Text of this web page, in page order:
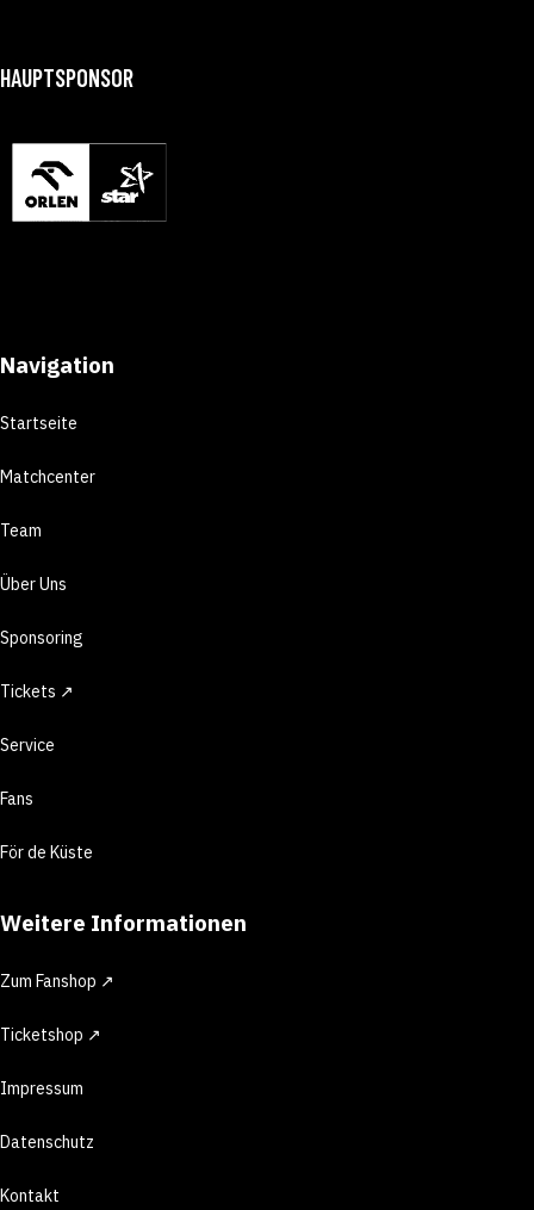
HAUPTSPONSOR
Navigation
Startseite
Matchcenter
Team
Über Uns
Sponsoring
Tickets ↗
Service
Fans
För de Küste
Weitere Informationen
Zum Fanshop ↗
Ticketshop ↗
Impressum
Datenschutz
Kontakt